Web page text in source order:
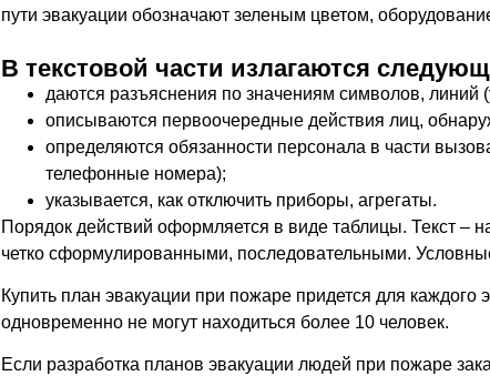
пути эвакуации обозначают зеленым цветом,
В текстовой части излагаются
даются разъяснения по значениям символов, линий
описываются первоочередные действия лиц,
определяются обязанности персонала в части
телефонные номера);
указывается, как отключить приборы, агрегаты.
Порядок действий оформляется в виде таблицы. Текст ‒
четко сформулированными, последовательными.
Купить план эвакуации при пожаре придется для
одновременно не могут находиться более 10 человек.
Если разработка планов эвакуации людей при пожаре